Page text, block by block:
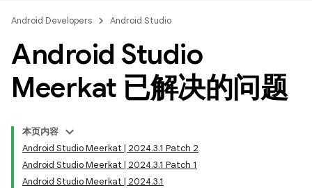
Android Developers Android Studio
Android Studio
Meerkat 已解决的问题
本页内容
Android Studio Meerkat | 2024.3.1 Patch 2
Android Studio Meerkat | 2024.3.1 Patch 1
Android Studio Meerkat | 2024.3.1